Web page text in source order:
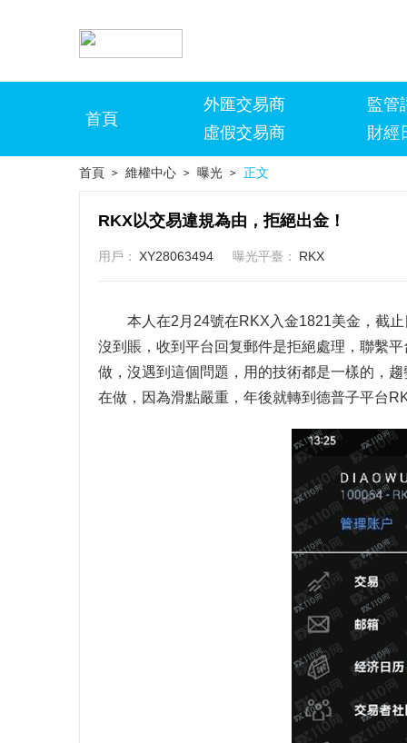
首頁
外匯交易商
虛假交易商
監管
財經
首頁 > 維權中心 > 曝光 > 正文
RKX以交易違規為由，拒絕出金！
用戶： XY28063494 曝光平臺： RKX
本人在2月24號在RKX入金1821美金，截
沒到賬，收到平台回复郵件是拒絕處理，聯繫
做，沒遇到這個問題，用的技術都是一樣的，
在做，因為滑點嚴重，年後就轉到德普子平台